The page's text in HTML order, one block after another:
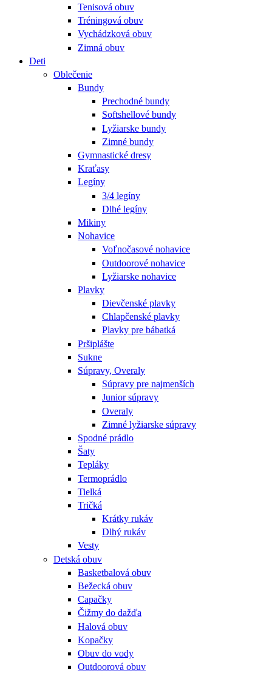
Tenisová obuv
Tréningová obuv
Vychádzková obuv
Zimná obuv
Deti
Oblečenie
Bundy
Prechodné bundy
Softshellové bundy
Lyžiarske bundy
Zimné bundy
Gymnastické dresy
Kraťasy
Legíny
3/4 legíny
Dlhé legíny
Mikiny
Nohavice
Voľnočasové nohavice
Outdoorové nohavice
Lyžiarske nohavice
Plavky
Dievčenské plavky
Chlapčenské plavky
Plavky pre bábatká
Pršiplášte
Sukne
Súpravy, Overaly
Súpravy pre najmenších
Junior súpravy
Overaly
Zimné lyžiarske súpravy
Spodné prádlo
Šaty
Tepláky
Termoprádlo
Tielká
Tričká
Krátky rukáv
Dlhý rukáv
Vesty
Detská obuv
Basketbalová obuv
Bežecká obuv
Capačky
Čižmy do dažďa
Halová obuv
Kopačky
Obuv do vody
Outdoorová obuv